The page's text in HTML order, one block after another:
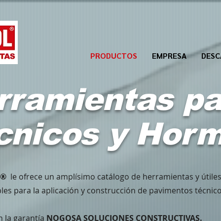
PRODUCTOS EMPRESA
y
le ofrece un amplísimo catálogo de herramientas y
para la aplicación y construcción de pavimentos
la garantía NOGOSA SOLUCIONES CONSTRUCTIVAS.